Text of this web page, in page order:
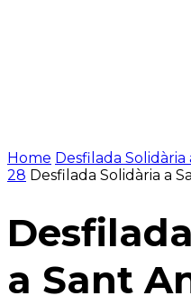
Home Desfilada
28 Desfilada Solidària a
a Sant